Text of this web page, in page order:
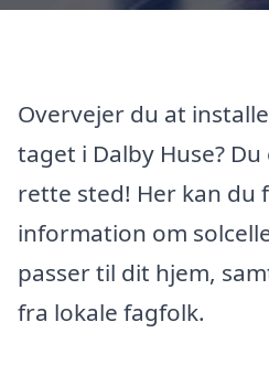
Overvejer du at
taget i Dalby Huse?
rette sted! Her kan du
information om
passer til dit hjem,
fra lokale fagfolk.